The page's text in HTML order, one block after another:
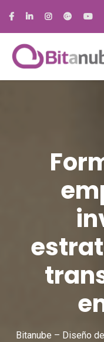
Bitanube – Diseño